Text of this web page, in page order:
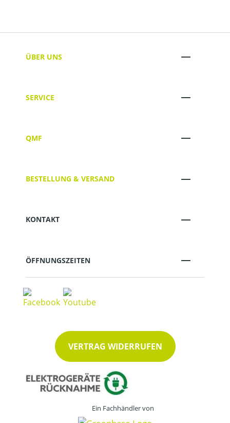
ÜBER UNS
SERVICE
QMF
BESTELLUNG & VERSAND
KONTAKT
ÖFFNUNGSZEITEN
VERTRAG WIDERRUFEN
Ein Fachhändler von